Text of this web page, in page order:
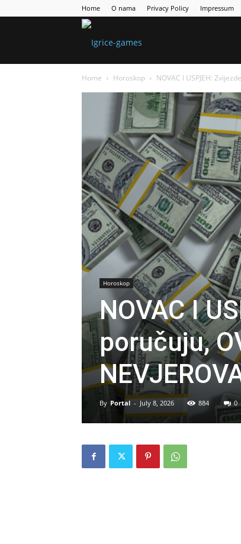
Home O nama Privacy Policy Impressum
Home Horoskop NOVAC I USPJEH:
Horoskop
NOVAC I
poručuju,
By Portal - July 8, 2026 884 0